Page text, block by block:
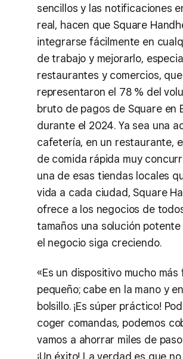
sencillos y las notificaciones
real, hacen que Square
integrarse fácilmente en
de trabajo y mejorarlo,
restaurantes y comercios, que
representaron el 78 % del
bruto de pagos de Square en
durante el 2024. Ya sea una
cafetería, en un restaurante,
de comida rápida muy
una de esas tiendas locales
vida a cada ciudad, Square
ofrece a los negocios de
tamaños una solución
el negocio siga creciendo.
«Es un dispositivo mucho más
pequeño; cabe en la mano y
bolsillo. ¡Es súper práctico!
coger comandas, podemos
vamos a ahorrar miles de
¡Un éxito! La verdad es que